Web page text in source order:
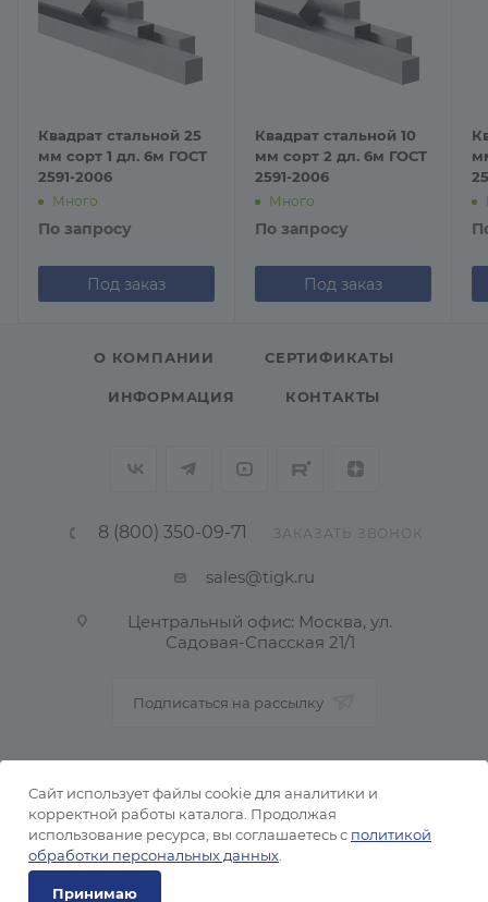
Квадрат стальной 25
мм сорт 1 дл. 6м ГОСТ
2591-2006
Много
По запросу
Под заказ
Квадрат стальной 10
мм сорт 2 дл. 6м ГОСТ
2591-2006
Много
По запросу
Под заказ
О КОМПАНИИ СЕРТИФИКАТЫ
ИНФОРМАЦИЯ КОНТАКТЫ
8 (800) 350-09-71 ЗАКАЗАТЬ ЗВОНОК
sales@tigk.ru
Центральный офис: Москва, ул.
Садовая-Спасская 21/1
Подписаться на рассылку
2026 © Тульский металлопрокатный завод
Сайт использует файлы cookie для аналитики и
корректной работы каталога. Продолжая
использование ресурса, вы соглашаетесь с политикой
обработки персональных данных
Принимаю